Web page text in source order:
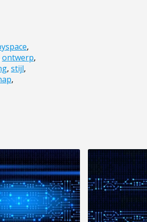
,
ontwerp,
, stijl,
,